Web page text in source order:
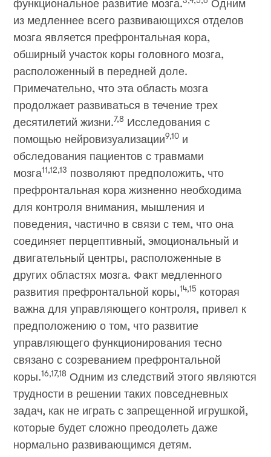
функциональное развитие мозга.
Одним
из медленнее всего развивающихся отделов
мозга является префронтальная кора,
обширный участок коры головного мозга,
расположенный в передней доле.
Примечательно, что эта область мозга
продолжает развиваться в течение трех
десятилетий жизни.7,8 Исследования с
помощью нейровизуализации9,10 и
обследования пациентов с травмами
мозга11,12,13 позволяют предположить, что
префронтальная кора жизненно необходима
для контроля внимания, мышления и
поведения, частично в связи с тем, что она
соединяет перцептивный, эмоциональный и
двигательный центры, расположенные в
других областях мозга. Факт медленного
развития префронтальной коры,14,15 которая
важна для управляющего контроля, привел к
предположению о том, что развитие
управляющего функционирования тесно
связано с созреванием префронтальной
коры.16,17,18 Одним из следствий этого являются
трудности в решении таких повседневных
задач, как не играть с запрещенной игрушкой,
которые будет сложно преодолеть даже
нормально развивающимся детям.